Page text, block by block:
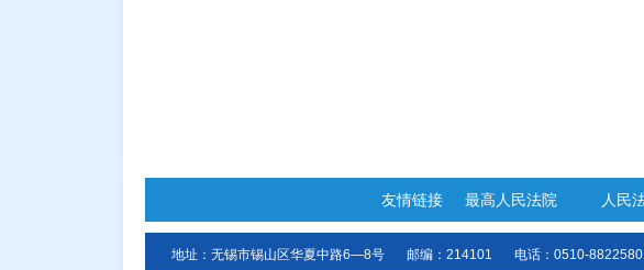
友情链接 最高人民法院 人民
地址：无锡市锡山区华夏中路6—8号 邮编：214101 电话：0510-